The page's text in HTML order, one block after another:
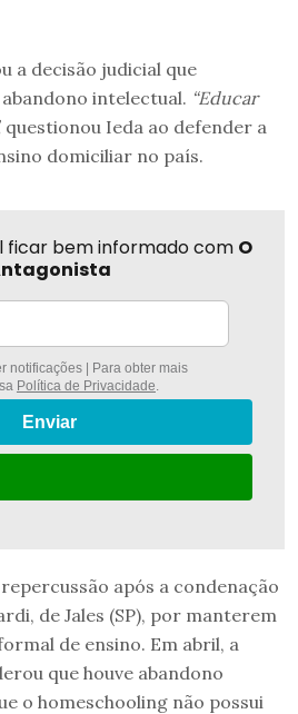
a decisão judicial que
intelectual. “Educar
questionou Ieda ao defender a
domiciliar no país.
ficar bem informado com O
notificações | Para obter mais
Política de Privacidade.
Enviar
após a condenação
de Jales (SP), por manterem
de ensino. Em abril, a
que houve abandono
o homeschooling não possui